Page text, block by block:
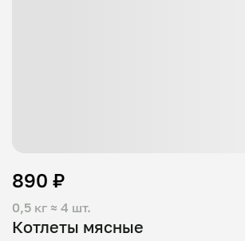
Котлеты мясные
0,5 кг ≈ 4 шт.
890 ₽